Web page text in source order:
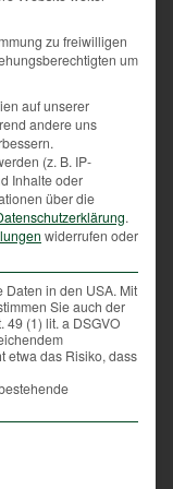
laut Gesetz
die ihrem
der
Anlagen,
zu freiwilligen
um
auf unserer
andere uns
(z. B. IP-
Inhalte oder
über die
.
widerrufen oder
in den USA. Mit
Sie auch der
49 (1) lit. a DSGVO
etwa das Risiko, dass
für die eine